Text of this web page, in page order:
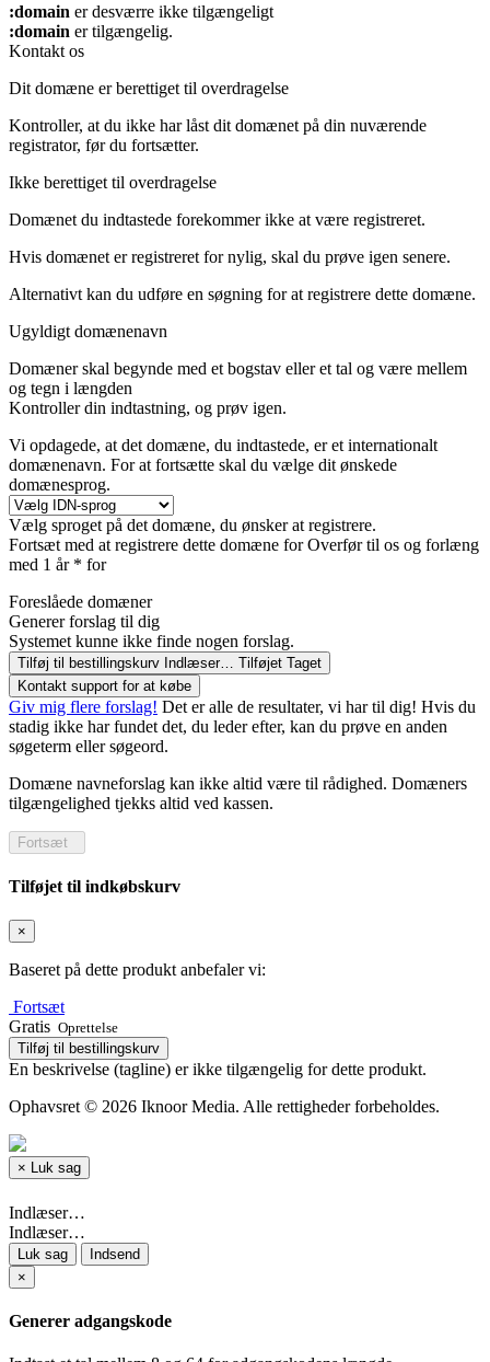
:domain er desværre ikke tilgængeligt
:domain er tilgængelig.
Kontakt os
Dit domæne er berettiget til overdragelse
Kontroller, at du ikke har låst dit domænet på din nuværende
registrator, før du fortsætter.
Ikke berettiget til overdragelse
Domænet du indtastede forekommer ikke at være registreret.
Hvis domænet er registreret for nylig, skal du prøve igen senere.
Alternativt kan du udføre en søgning for at registrere dette domæne.
Ugyldigt domænenavn
Domæner skal begynde med et bogstav eller et tal og være mellem
og tegn i længden
Kontroller din indtastning, og prøv igen.
Vi opdagede, at det domæne, du indtastede, er et internationalt
domænenavn. For at fortsætte skal du vælge dit ønskede
domænesprog.
Vælg sproget på det domæne, du ønsker at registrere.
Fortsæt med at registrere dette domæne for Overfør til os og forlæng
med 1 år * for
Foreslåede domæner
Generer forslag til dig
Systemet kunne ikke finde nogen forslag.
Tilføj til bestillingskurv Indlæser… Tilføjet Taget
Kontakt support for at købe
Giv mig flere forslag! Det er alle de resultater, vi har til dig! Hvis du
stadig ikke har fundet det, du leder efter, kan du prøve en anden
søgeterm eller søgeord.
Domæne navneforslag kan ikke altid være til rådighed. Domæners
tilgængelighed tjekks altid ved kassen.
Tilføjet til indkøbskurv
×
Baseret på dette produkt anbefaler vi:
Fortsæt
Gratis Oprettelse
Tilføj til bestillingskurv
En beskrivelse (tagline) er ikke tilgængelig for dette produkt.
Ophavsret © 2026 Iknoor Media. Alle rettigheder forbeholdes.
× Luk sag
Indlæser…
Indlæser…
Luk sag
Indsend
×
Generer adgangskode